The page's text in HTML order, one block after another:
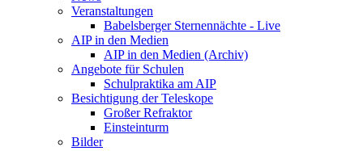
Veranstaltungen
Babelsberger Sternennächte - Live
AIP in den Medien
AIP in den Medien (Archiv)
Angebote für Schulen
Schulpraktika am AIP
Besichtigung der Teleskope
Großer Refraktor
Einsteinturm
Bilder